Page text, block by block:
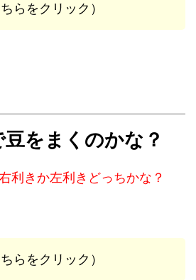
らをクリック）
をまくのかな？
利きか左利きどっちかな？
らをクリック）